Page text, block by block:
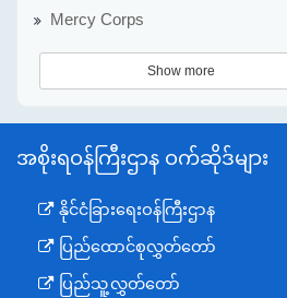
Mercy Corps
Show more
အစိုးရဝန်ကြီးဌာန ဝက်ဆိုဒ်များ
နိုင်ငံခြားရေးဝန်ကြီးဌာန
ပြည်ထောင်စုလွှတ်တော်
ပြည်သူ့လွှတ်တော်